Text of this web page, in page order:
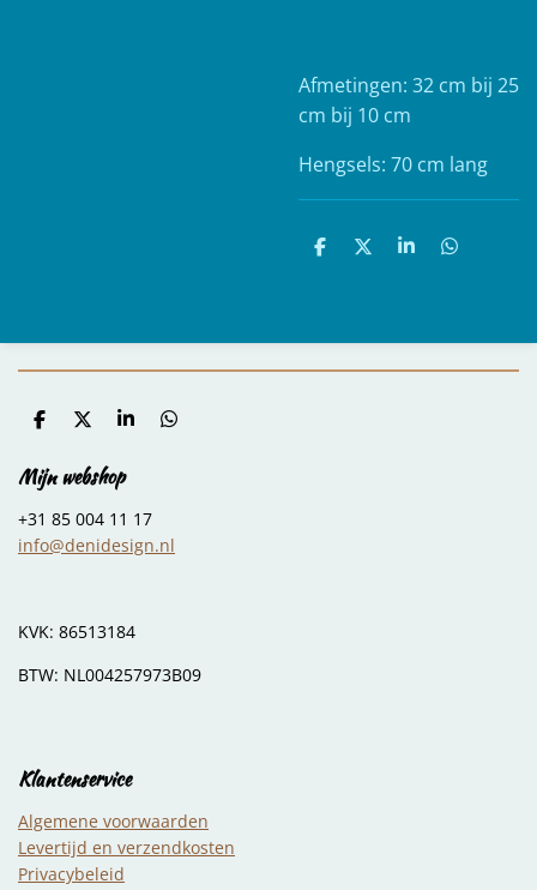
Afmetingen: 32 cm bij 25
cm bij 10 cm
Hengsels: 70 cm lang
D
D
S
D
D
l
e
D
e
l
S
r
D
Mijn webshop
+31 85 004 11 17
info@denidesign.nl
KVK: 86513184
BTW: NL004257973B09
Klantenservice
Algemene voorwaarden
Levertijd en verzendkosten
Privacybeleid